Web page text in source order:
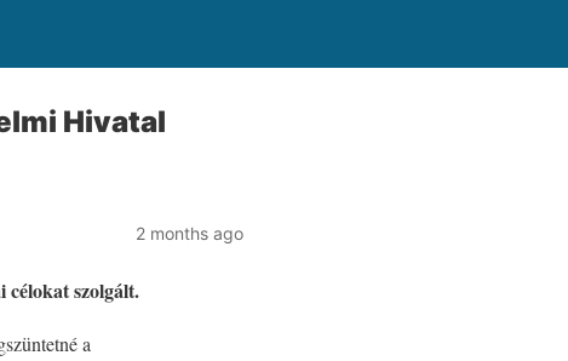
Hivatal
2 months ago
célokat szolgált.
a